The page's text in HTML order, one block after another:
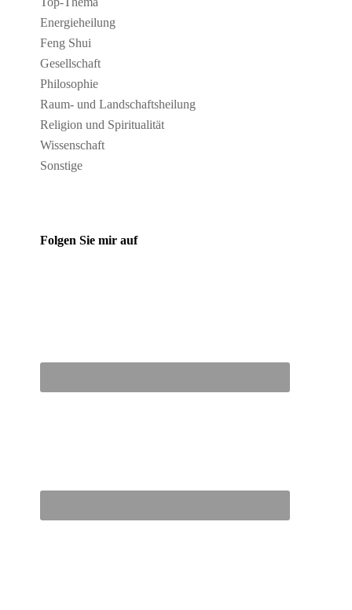
Energieheilung
Feng Shui
Gesellschaft
Philosophie
Raum- und Landschaftsheilung
Religion und Spiritualität
Wissenschaft
Sonstige
Folgen Sie mir auf